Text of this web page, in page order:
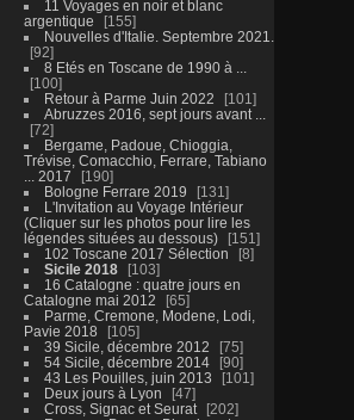
11 Voyages en noir et blanc
argentique
155
Nouvelles d'Italie. Septembre 2021.
92
8 Etés en Toscane de 1990 à ...
100
Retour à Parme Juin 2022
101
Abruzzes 2016, sept jours avant ...
72
Bergame, Padoue, Chioggia,
Trévise, Comacchio, Ferrare, Tabiano
... 2017
190
Bologne Ferrare 2019
131
L'Invitation au Voyage Intérieur
(Cliquer sur les photos pour lire les
légendes situées au dessous)
151
102 Toscane 2017 Sélection
8
Sicile 2018
103
16 Catalogne : quatre jours en
Catalogne mai 2012
65
Parme, Cremone, Modene, Lodi,
Pavie 2018
105
39 Sicile, décembre 2012
75
54 Sicile, décembre 2014
90
43 Les Pouilles, juin 2013
101
Deux jours à Lyon
47
Cross, Signac et Seurat
202